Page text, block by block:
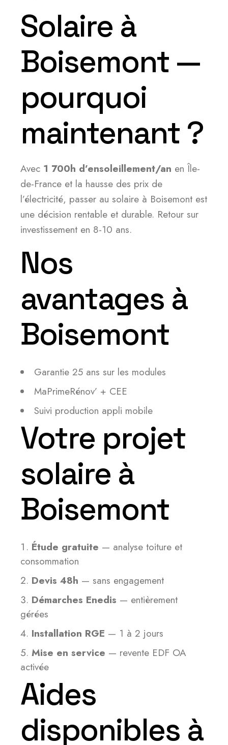
Solaire à
Boisemont —
pourquoi
maintenant ?
Avec 1 700h d’ensoleillement/an en Île-
de-France et la hausse des prix de
l’électricité, passer au solaire à Boisemont est
une décision rentable et durable. Retour sur
investissement en 8-10 ans.
Nos
avantages à
Boisemont
Garantie 25 ans sur les modules
MaPrimeRénov’ + CEE
Suivi production appli mobile
Votre projet
solaire à
Boisemont
Étude gratuite — analyse toiture et
consommation
Devis 48h — sans engagement
Démarches Enedis — entièrement
gérées
Installation RGE — 1 à 2 jours
Mise en service — revente EDF OA
activée
Aides
disponibles à